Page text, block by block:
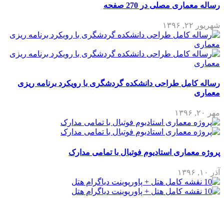
رساله معماری مصلی در 270 صفحه
شهریور ۲۲, ۱۳۹۶
رساله کامل طراحی دانشکده گردشگری با رویکرد برنامه ریزی
معماری
مهر ۲۰, ۱۳۹۶
پروژه معماری استادیوم فوتبال با تمامی مدارک
آذر ۱۰, ۱۳۹۶